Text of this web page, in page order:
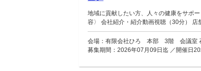
地域に貢献したい方、人々の健康をサポ
容〉 会社紹介・紹介動画視聴（30分） 店
会場：有限会社ひろ 本部 3階 会議室
募集期間：2026年07月09日迄 ／開催日